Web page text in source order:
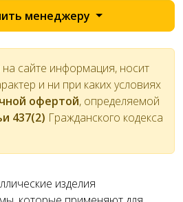
менеджеру
сайте информация, носит
и ни при каких условиях
офертой, определяемой
437(2) Гражданского кодекса
изделия